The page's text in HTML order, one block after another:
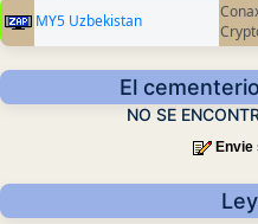
MY5 Uzbekistan
El
NO SE